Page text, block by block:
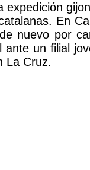
expedición
En
nuevo por
un filial
La Cruz.